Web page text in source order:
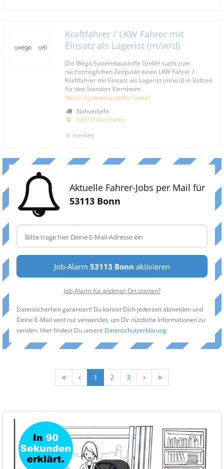
Kraftfahrer / LKW Fahrer mit
Einsatz als Lagerist (m/w/d)
Die Wego Systembaustoffe GmbH sucht zum
nächstmöglichen Zeitpunkt einen LKW Fahrer /
Kraftfahrer mit Einsatz als Lagerist (m/w/d) in Vollzeit
für den Standort Viernheim.
WeGo Systembaustoffe GmbH
Nahverkehr
68519 Viernheim
merken
Aktuelle Fahrer-Jobs per Mail für
53113 Bonn
Job-Alarm 53113 Bonn aktivieren
Job-Alarm für anderen Ort starten?
Datensicherheit garantiert! Du kannst Dich jederzeit abmelden und
Deine E-Mail wird nur verwendet, um Dir nützliche Informationen zu
senden. Hier findest Du unsere Datenschutzerklärung.
1 2 3